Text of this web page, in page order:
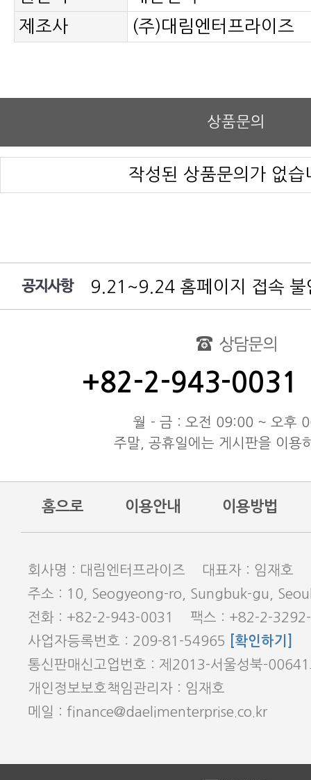
제조사
(주)대림엔터프라이즈
상품문의
작성된 상품문의가 없습
9.21~9.24 홈페이지 접속 불
여름 휴가 배송 지연 안내
동해물과 백두산이 마르고
동해물과 백두산이 마르고
동해물과 백두산이 마르고
+82-2-943-0031
월 - 금 : 오전 09:00 ~ 오후
주말, 공휴일에는 게시판을 이용
홈으로 이용안내 이용방법
회사명 : 대림엔터프라이즈 대표자 : 임재호
주소 : 10, Seogyeong-ro, Sungbuk-gu,
전화 : +82-2-943-0031 팩스 : +82-2-
사업자등록번호 : 209-81-54965
[확인하기]
통신판매신고업번호 : 제2013-서울성북-
개인정보보호책임관리자 : 임재호
메일 : finance@daelimenterprise.co.kr